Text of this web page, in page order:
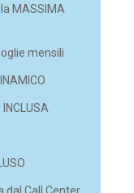
MASSIMA
mensili
INCLUSA
dal Call Center